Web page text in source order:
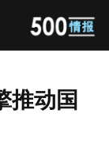
推动国